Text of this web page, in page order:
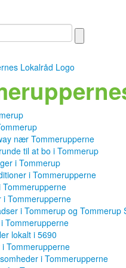
nær Tommerupperne
til at bo i Tommerup
i Tommerup
i Tommerupperne
Tommerupperne
i Tommerupperne
i Tommerup og Tommerup
Tommerupperne
lokalt i 5690
i Tommerupperne
i Tommerupperne